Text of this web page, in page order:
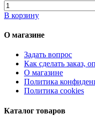
В корзину
О магазине
Задать вопрос
Как сделать заказ,
О магазине
Политика
Политика cookies
Каталог товаров